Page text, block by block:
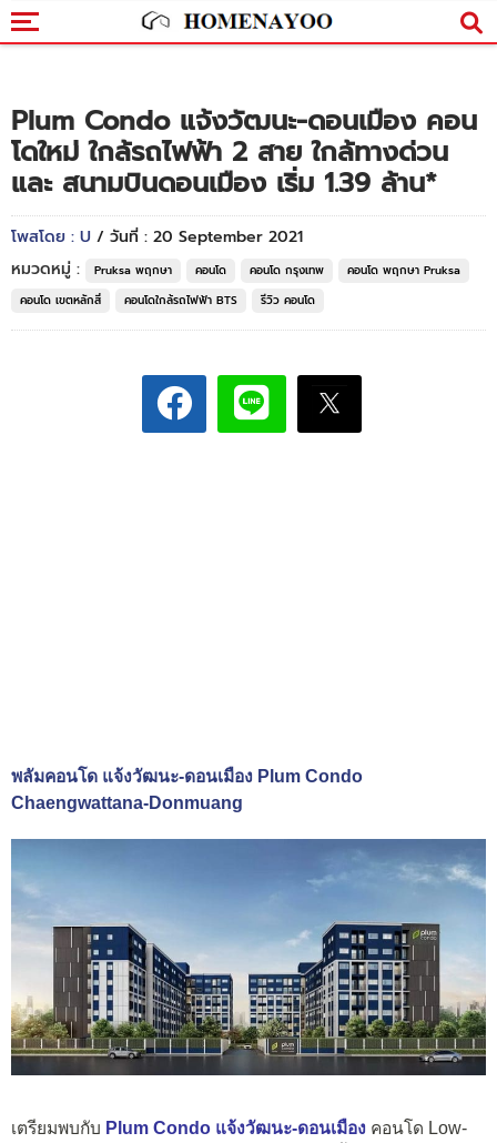
Plum Condo แจ้งวัฒนะ-ดอนเมือง คอน
โดใหม่ ใกล้รถไฟฟ้า 2 สาย ใกล้ทางด่วน
และ สนามบินดอนเมือง เริ่ม 1.39 ล้าน*
โพสโดย : U / วันที่ : 20 September 2021
หมวดหมู่ :
Pruksa พฤกษา คอนโด คอนโด กรุงเทพ
คอนโด พฤกษา Pruksa
คอนโด เขตหลักสี่
คอนโดใกล้รถไฟฟ้า BTS รีวิว คอนโด
พลัมคอนโด แจ้งวัฒนะ-ดอนเมือง Plum Condo
Chaengwattana-Donmuang
เตรียมพบกับ Plum Condo แจ้งวัฒนะ-ดอนเมือง คอนโด Low-